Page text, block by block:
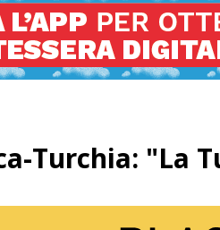
Turchia: "La